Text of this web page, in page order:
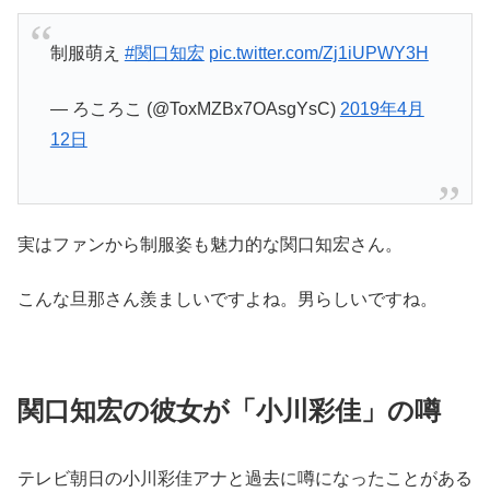
制服萌え #関口知宏 pic.twitter.com/Zj1iUPWY3H
— ろころこ (@ToxMZBx7OAsgYsC) 2019年4月
12日
実はファンから制服姿も魅力的な関口知宏さん。
こんな旦那さん羨ましいですよね。男らしいですね。
関口知宏の彼女が「小川彩佳」の噂
テレビ朝日の小川彩佳アナと過去に噂になったことがある